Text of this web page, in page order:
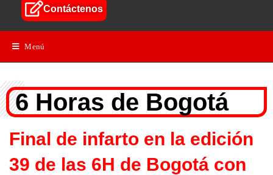
Contáctenos
Menú
6 Horas de Bogotá
Final de infarto en la edición
39 de las 6H de Bogotá con